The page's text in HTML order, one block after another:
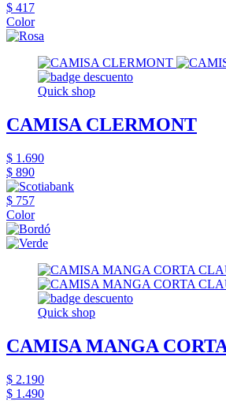
$ 417
Color
Quick shop
CAMISA CLERMONT
$ 1.690
$ 890
$ 757
Color
Quick shop
CAMISA MANGA
$ 2.190
$ 1.490